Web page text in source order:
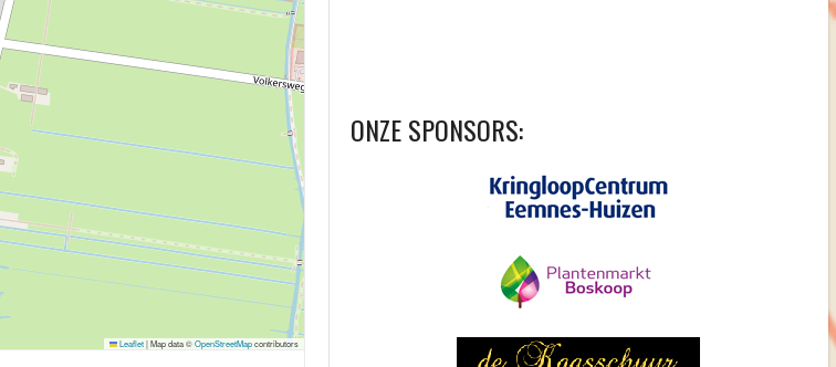
Leaflet|Map data ©OpenStreetMapcontributors
ONZE SPONSORS: